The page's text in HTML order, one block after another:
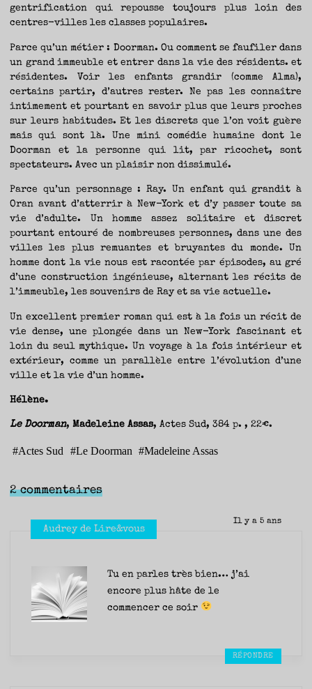
PAS
S’INTERDIRE
D’AUTRES
HORIZONS.
JETER
À
OU
REMETTRE
EN
SELLE
ET
CE
ADVIENT.
AIRE(S)
LIBRE(S),
ÇA
ICI.
gentrification qui repousse toujours plus loin des
centres-villes les classes populaires.
Parce qu’un métier : Doorman. Ou comment se faufiler dans
un grand immeuble et entrer dans la vie des résidents. et
résidentes. Voir les enfants grandir (comme Alma),
certains partir, d’autres rester. Ne pas les connaître
intimement et pourtant en savoir plus que leurs proches
sur leurs habitudes. Et les discrets que l’on voit guère
mais qui sont là. Une mini comédie humaine dont le
Doorman et la personne qui lit, par ricochet, sont
spectateurs. Avec un plaisir non dissimulé.
Parce qu’un personnage : Ray. Un enfant qui grandit à
Oran avant d’atterrir à New-York et d’y passer toute sa
vie d’adulte. Un homme assez solitaire et discret
pourtant entouré de nombreuses personnes, dans une des
villes les plus remuantes et bruyantes du monde. Un
homme dont la vie nous est racontée par épisodes, au gré
d’une construction ingénieuse, alternant les récits de
l’immeuble, les souvenirs de Ray et sa vie actuelle.
Un excellent premier roman qui est à la fois un récit de
vie dense, une plongée dans un New-York fascinant et
loin du seul mythique. Un voyage à la fois intérieur et
extérieur, comme un parallèle entre l’évolution d’une
ville et la vie d’un homme.
Hélène.
Le Doorman,Madeleine Assas, Actes Sud, 384 p. , 22€.
#Actes Sud #Le Doorman #Madeleine Assas
2 commentaires
Il y a 5 ans
Audrey de Lire&vous
Tu en parles très bien… j’ai
encore plus hâte de le
commencer ce soir
RÉPONDRE